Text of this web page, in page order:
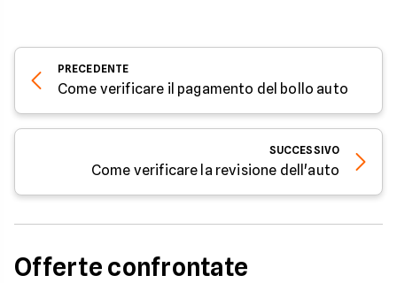
PRECEDENTE
Come verificare il pagamento del bollo auto
SUCCESSIVO
Come verificare la revisione dell'auto
Offerte confrontate